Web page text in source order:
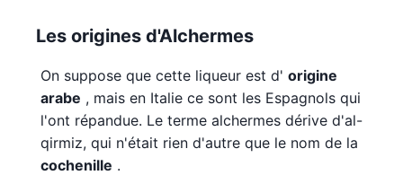
Les origines d'Alchermes
On suppose que cette liqueur est d' origine
arabe , mais en Italie ce sont les Espagnols qui
l'ont répandue. Le terme alchermes dérive d'al-
qirmiz, qui n'était rien d'autre que le nom de la
cochenille .